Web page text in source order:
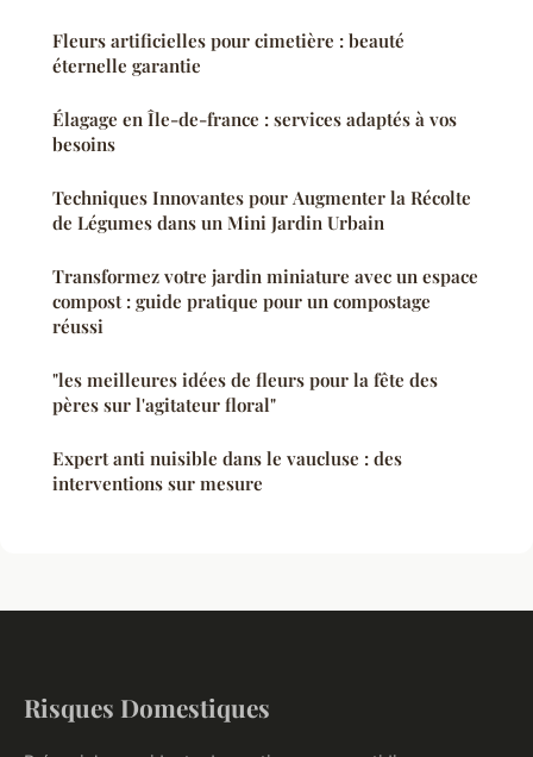
Fleurs artificielles pour cimetière : beauté
éternelle garantie
Élagage en Île-de-france : services adaptés à vos
besoins
Techniques Innovantes pour Augmenter la Récolte
de Légumes dans un Mini Jardin Urbain
Transformez votre jardin miniature avec un espace
compost : guide pratique pour un compostage
réussi
"les meilleures idées de fleurs pour la fête des
pères sur l'agitateur floral"
Expert anti nuisible dans le vaucluse : des
interventions sur mesure
Risques Domestiques